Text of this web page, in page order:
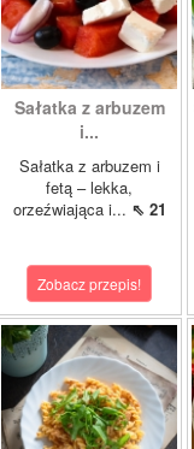
Sałatka z arbuzem
i...
Sałatka z arbuzem i
fetą – lekka,
orzeźwiająca i... ⇖ 21
Zobacz przepis!